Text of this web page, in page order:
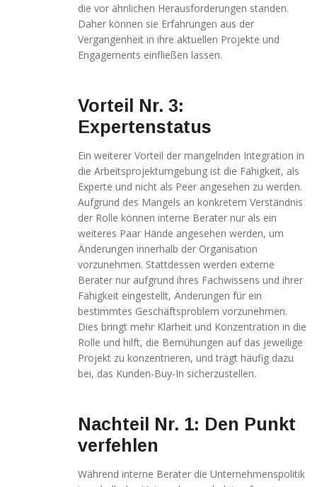
die vor ähnlichen Herausforderungen standen.
Daher können sie Erfahrungen aus der
Vergangenheit in ihre aktuellen Projekte und
Engagements einfließen lassen.
Vorteil Nr. 3:
Expertenstatus
Ein weiterer Vorteil der mangelnden Integration in
die Arbeitsprojektumgebung ist die Fähigkeit, als
Experte und nicht als Peer angesehen zu werden.
Aufgrund des Mangels an konkretem Verständnis
der Rolle können interne Berater nur als ein
weiteres Paar Hände angesehen werden, um
Änderungen innerhalb der Organisation
vorzunehmen. Stattdessen werden externe
Berater nur aufgrund ihres Fachwissens und ihrer
Fähigkeit eingestellt, Änderungen für ein
bestimmtes Geschäftsproblem vorzunehmen.
Dies bringt mehr Klarheit und Konzentration in die
Rolle und hilft, die Bemühungen auf das jeweilige
Projekt zu konzentrieren, und trägt häufig dazu
bei, das Kunden-Buy-In sicherzustellen.
Nachteil Nr. 1: Den Punkt
verfehlen
Während interne Berater die Unternehmenspolitik
Surfverhaltens an
weitergegeben und